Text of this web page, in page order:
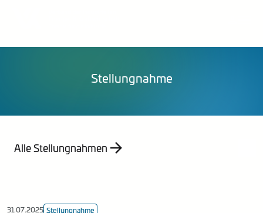
Mitglied werden
Statistik
Energieberatung
Stellungnahme
Alle Stellungnahmen
31.07.2025 Stellungnahme